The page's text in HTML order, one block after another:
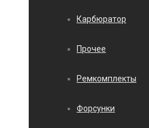
Карбюратор
Прочее
Ремкомплекты
Форсунки